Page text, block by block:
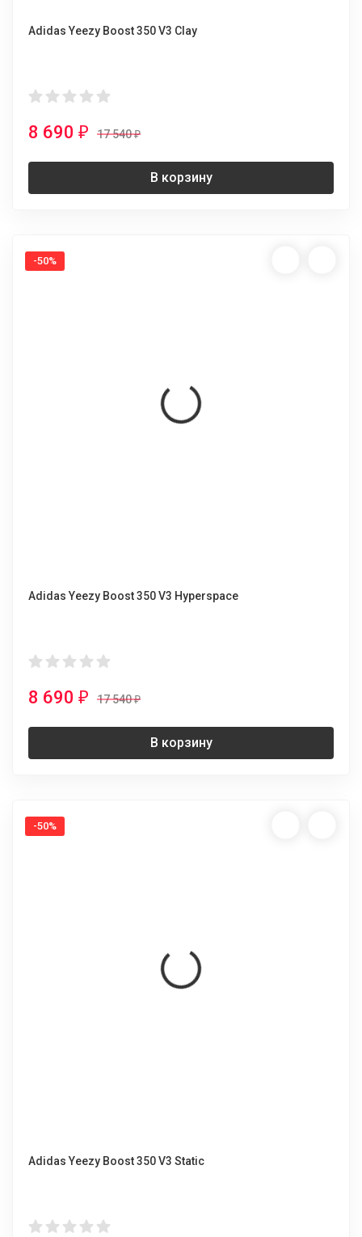
Adidas Yeezy Boost 350 V3 Clay
8 690 ₽ 17 540₽
В корзину
-50%
Adidas Yeezy Boost 350 V3 Hyperspace
8 690 ₽ 17 540₽
В корзину
-50%
Adidas Yeezy Boost 350 V3 Static